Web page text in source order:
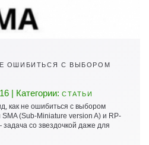
НЕ ОШИБИТЬСЯ С ВЫБОРОМ
| Категории: СТАТЬИ
как не ошибиться с выбором
(Sub-Miniature version A) и RP-
со звездочкой даже для